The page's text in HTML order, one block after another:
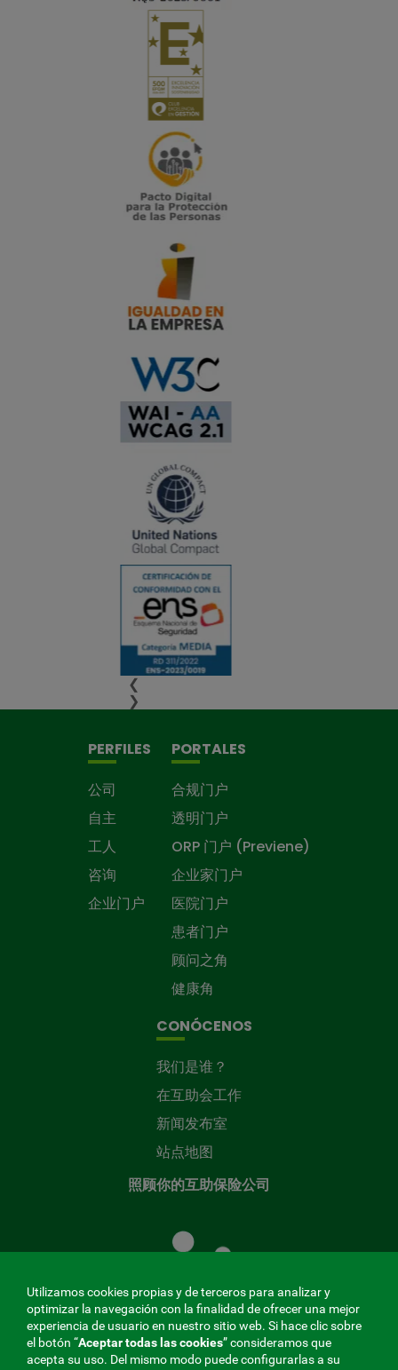
❮
❯
PERFILES
公司
自主
工人
咨询
企业门户
PORTALES
合规门户
透明门户
ORP 门户 (Previene)
企业家门户
医院门户
患者门户
顾问之角
健康角
CONÓCENOS
我们是谁？
在互助会工作
新闻发布室
站点地图
照顾你的互助保险公司
共
同
基
金
Utilizamos cookies propias y de terceros para analizar y
optimizar la navegación con la finalidad de ofrecer una mejor
experiencia de usuario en nuestro sitio web. Si hace clic sobre
el botón “Aceptar todas las cookies” consideramos que
acepta su uso. Del mismo modo puede configurarlas a su